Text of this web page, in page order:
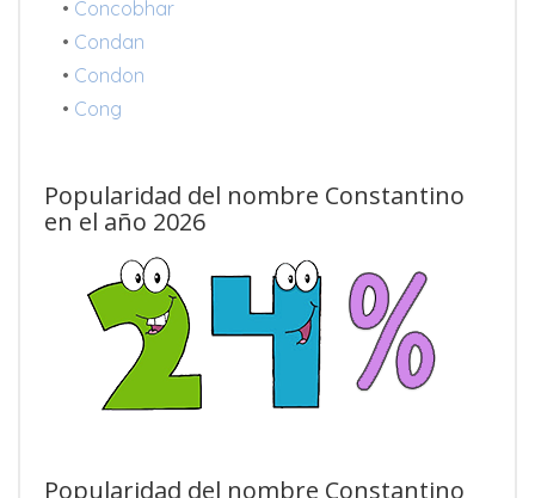
• Concobhar
• Condan
• Condon
• Cong
Popularidad del nombre Constantino
en el año 2026
Popularidad del nombre Constantino